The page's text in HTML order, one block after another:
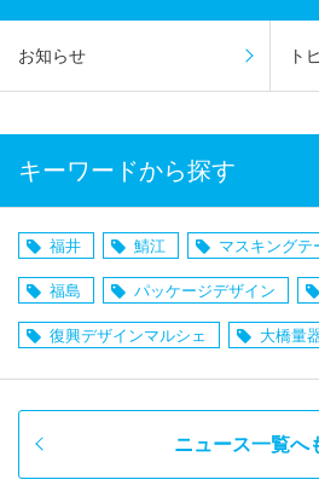
お知らせ ト
キーワードから探す
福井 鯖江 マスキングテ
福島 パッケージデザイン
復興デザインマルシェ 大橋量
ニュース一覧へ